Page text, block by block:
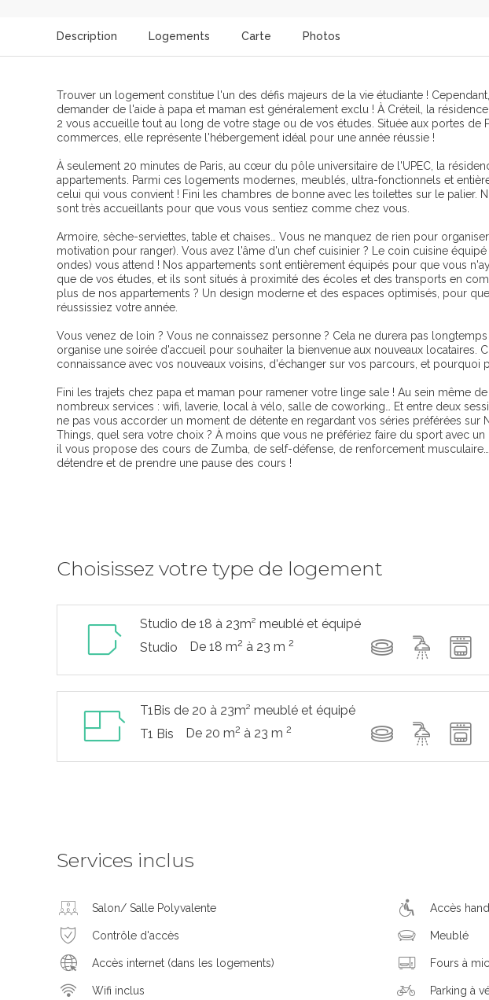
Description Logements Carte Photos
Trouver un logement constitue l'un des défis majeurs de la vie étudiante !
demander de l'aide à papa et maman est généralement exclu ! À Créteil, la
2 vous accueille tout au long de votre stage ou de vos études. Située aux portes de
commerces, elle représente l'hébergement idéal pour une année réussie !
À seulement 20 minutes de Paris, au cœur du pôle universitaire de l'UPEC, la
appartements. Parmi ces logements modernes, meublés, ultra-fonctionnels et
celui qui vous convient ! Fini les chambres de bonne avec les toilettes sur le palier.
sont très accueillants pour que vous vous sentiez comme chez vous.
Armoire, sèche-serviettes, table et chaises… Vous ne manquez de rien pour
motivation pour ranger). Vous avez l'âme d'un chef cuisinier ? Le coin cuisine
ondes) vous attend ! Nos appartements sont entièrement équipés pour que vous
que de vos études, et ils sont situés à proximité des écoles et des transports en
plus de nos appartements ? Un design moderne et des espaces optimisés, pour
réussissiez votre année.
Vous venez de loin ? Vous ne connaissez personne ? Cela ne durera pas
organise une soirée d'accueil pour souhaiter la bienvenue aux nouveaux locataires.
connaissance avec vos nouveaux voisins, d'échanger sur vos parcours, et pourquoi
Fini les trajets chez papa et maman pour ramener votre linge sale ! Au sein même
nombreux services : wifi, laverie, local à vélo, salle de coworking… Et entre deux
ne pas vous accorder un moment de détente en regardant vos séries préférées sur
Things, quel sera votre choix ? À moins que vous ne préfériez faire du sport avec un
il vous propose des cours de Zumba, de self-défense, de renforcement
détendre et de prendre une pause des cours !
Choisissez votre type de logement
Studio de 18 à 23m² meublé et équipé
Studio
De 18 m2 à 23 m 2
T1Bis de 20 à 23m² meublé et équipé
T1 Bis
De 20 m2 à 23 m 2
Services inclus
Salon/ Salle Polyvalente
Contrôle d'accès
Accès internet (dans les logements)
Wifi inclus
Accès
Meublé
Fours à
Parking à